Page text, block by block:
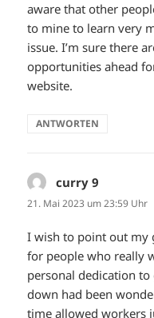
aware that other
to mine to learn very
issue. I’m sure there
opportunities ahead
website.
ANTWORTEN
curry 9
21. Mai 2023 um 23:59 Uhr
I wish to point out my
for people who really
personal dedication
down had been
time allowed workers